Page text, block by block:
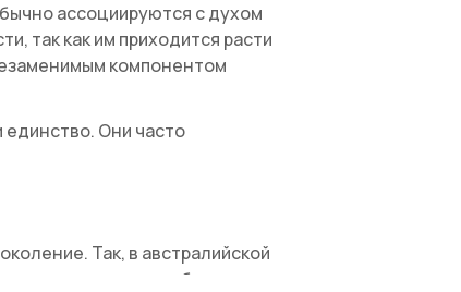
ассоциируются с духом
так как им приходится расти
компонентом
Они часто
Так, в австралийской
леукоспермум был